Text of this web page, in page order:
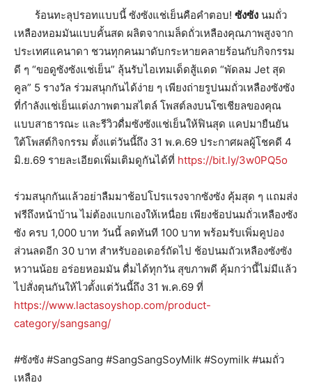
ร้อนทะลุปรอทแบบนี้ ซังซังแช่เย็นคือคำตอบ! ซังซัง นมถั่ว
เหลืองหอมมันแบบคั้นสด ผลิตจากเมล็ดถั่วเหลืองคุณภาพสูงจาก
ประเทศแคนาดา ชวนทุกคนมาดับกระหายคลายร้อนกับกิจกรรม
ดี ๆ “ขอดูซังซังแช่เย็น” ลุ้นรับไอเทมเด็ดสู้แดด “พัดลม Jet สุด
คูล” 5 รางวัล ร่วมสนุกกันได้ง่าย ๆ เพียงถ่ายรูปนมถั่วเหลืองซังซัง
ที่กำลังแช่เย็นแต่งภาพตามสไตล์ โพสต์ลงบนโซเชียลของคุณ
แบบสาธารณะ และรีวิวดื่มซังซังแช่เย็นให้ฟินสุด แคปมายืนยัน
ใต้โพสต์กิจกรรม ตั้งแต่วันนี้ถึง 31 พ.ค.69 ประกาศผลผู้โชคดี 4
มิ.ย.69 รายละเอียดเพิ่มเติมดูกันได้ที่ https://bit.ly/3w0PQ5o
ร่วมสนุกกันแล้วอย่าลืมมาช้อปโปรแรงจากซังซัง คุ้มสุด ๆ แถมส่ง
ฟรีถึงหน้าบ้าน ไม่ต้องแบกเองให้เหนื่อย เพียงช้อปนมถั่วเหลืองซัง
ซัง ครบ 1,000 บาท วันนี้ ลดทันที 100 บาท พร้อมรับเพิ่มคูปอง
ส่วนลดอีก 30 บาท สำหรับออเดอร์ถัดไป ช้อปนมถัวเหลืองซังซัง
หวานน้อย อร่อยหอมมัน ดื่มได้ทุกวัน สุขภาพดี คุ้มกว่านี้ไม่มีแล้ว
ไปสั่งตุนกันให้ไวตั้งแต่วันนี้ถึง 31 พ.ค.69 ที่
https://www.lactasoyshop.com/product-
category/sangsang/
#ซังซัง #SangSang #SangSangSoyMilk #Soymilk #นมถั่ว
เหลือง